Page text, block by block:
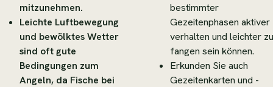
mitzunehmen.
Leichte Luftbewegung
und bewölktes Wetter
sind oft gute
Bedingungen zum
Angeln, da Fische bei
bestimmter
Gezeitenphasen aktiver
verhalten und leichter zu
fangen sein können.
Erkunden Sie auch
Gezeitenkarten und -